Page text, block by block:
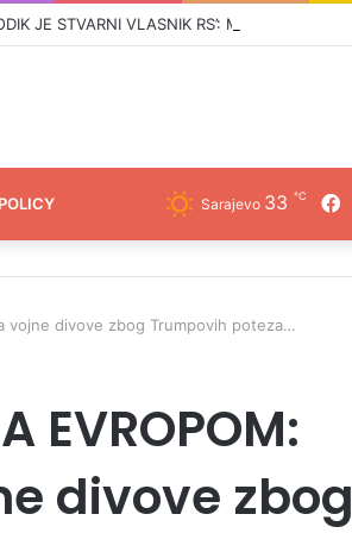
Sarajevo 33 ℃
vojne divove zbog Trumpovih poteza…
EVROPOM:
divove zbog